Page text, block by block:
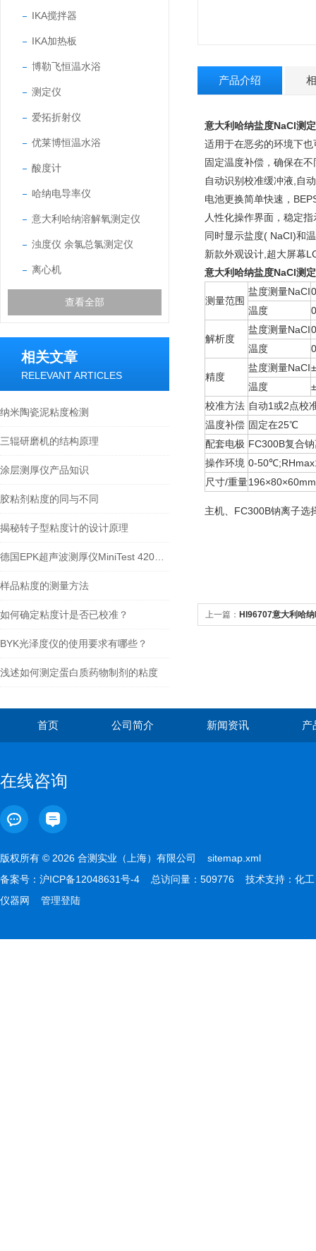
IKA搅拌器
IKA加热板
博勒飞恒温水浴
测定仪
爱拓折射仪
优莱博恒温水浴
酸度计
哈纳电导率仪
意大利哈纳溶解氧测定仪
浊度仪 余氯总氯测定仪
离心机
查看全部
相关文章
RELEVANT ARTICLES
纳米陶瓷泥粘度检测
三辊研磨机的结构原理
涂层测厚仪产品知识
胶粘剂粘度的同与不同
揭秘转子型粘度计的设计原理
样品粘度的测量方法
如何确定粘度计是否已校准？
BYK光泽度仪的使用要求有哪些？
浅述如何测定蛋白质药物制剂的粘度
产品介绍
意大利哈纳盐度NaCl测
适用于在恶劣的环境下
固定温度补偿，确保在
自动识别校准缓冲液,自
电池更换简单快速，
人性化操作界面，稳定
同时显示盐度( NaCI)和
新款外观设计,超大屏幕
意大利哈纳盐度NaCl测
测量范围
盐度测量NaCI
温度
解析度
盐度测量NaCI
温度
精度
盐度测量NaCI
温度
校准方法 自动1或2点校
温度补偿 固定在25℃
配套电极 FC300B复合
操作环境 0-
尺寸/重量
主机、FC300B钠离子选
上一篇： HI96707意大利哈
首页 公司简介 新闻资讯 产
在线咨询
版权所有 © 2026 合测实业（上海）有限公司 sitemap.xml
备案号： 沪ICP备12048631号-4 总访问量：509776 技术支持： 化工
仪器网
管理登陆